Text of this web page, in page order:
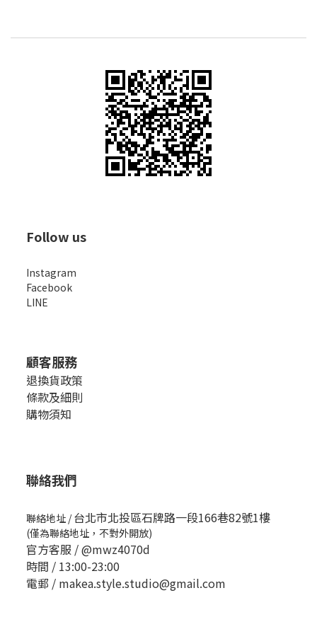
Follow us
Instagram
Facebook
LINE
顧客服務
退換貨政策
條款及細則
購物須知
聯絡我們
聯絡地址 /台北市北投區石牌路一段166巷82號1樓
(僅為聯絡地址，不對外開放)
官方客服 /@mwz4070d
時間 / 13:00-23:00
電郵 / makea.style.studio@gmail.com